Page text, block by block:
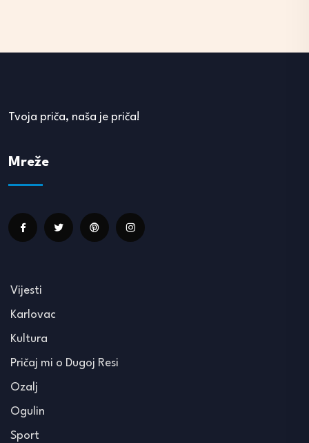
Tvoja priča, naša je priča!
Mreže
Vijesti
Karlovac
Kultura
Pričaj mi o Dugoj Resi
Ozalj
Ogulin
Sport